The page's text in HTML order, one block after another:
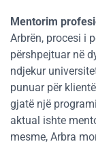
Mentorim
Arbrën, procesi i
përshpejtuar në
ndjekur
punuar për
gjatë një
aktual ishte
mesme, Arbra